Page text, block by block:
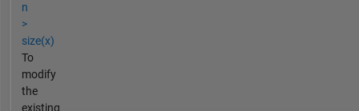
n
>
size(x)
To
modify
the
existing